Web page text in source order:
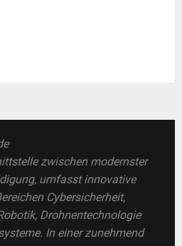
zwischen modernster
umfasst innovative
Cybersicherheit,
Drohnentechnologie
In einer zunehmend